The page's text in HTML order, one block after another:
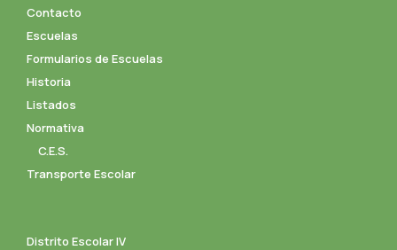
Contacto
Escuelas
Formularios de Escuelas
Historia
Listados
Normativa
C.E.S.
Transporte Escolar
Distrito Escolar IV